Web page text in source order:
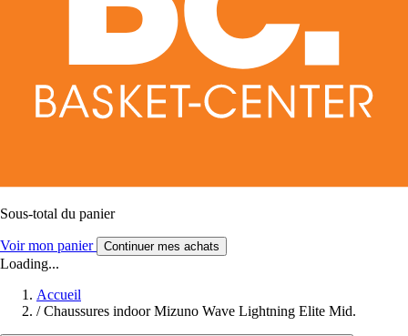
Sous-total du panier
Voir mon panier Continuer mes achats
Loading...
Accueil
/ Chaussures indoor Mizuno Wave Lightning Elite Mid.